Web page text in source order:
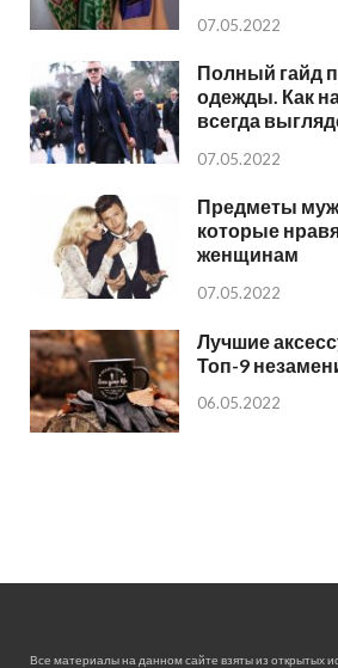
07.05.2022
Полный гайд
одежды. Как
всегда
07.05.2022
Предметы
которые
женщинам
07.05.2022
Лучшие
Топ-9
06.05.2022
Все материалы на данном сайте взяты из открытых